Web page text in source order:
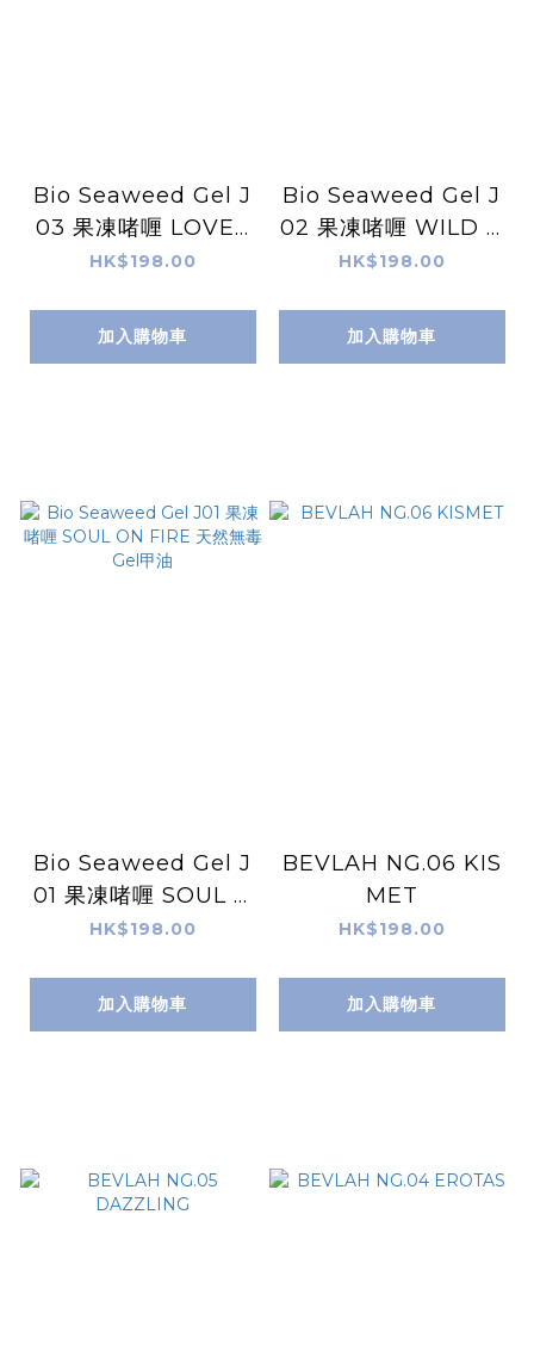
Bio Seaweed Gel J
03 果凍啫喱 LOVE I
S ALL AROUND 天
HK$198.00
加入購物車
Bio Seaweed Gel J
02 果凍啫喱 WILD &
FREE 天然無毒Gel甲
HK$198.00
加入購物車
Bio Seaweed Gel J
01 果凍啫喱 SOUL O
N FIRE 天然無毒Gel
HK$198.00
加入購物車
BEVLAH NG.06 KIS
MET
HK$198.00
加入購物車